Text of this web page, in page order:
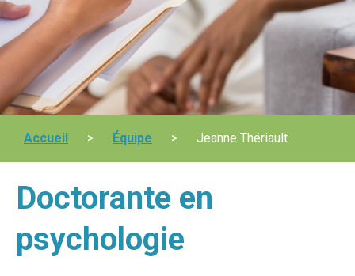
Accueil > Équipe > Jeanne Thériault
Doctorante en
psychologie